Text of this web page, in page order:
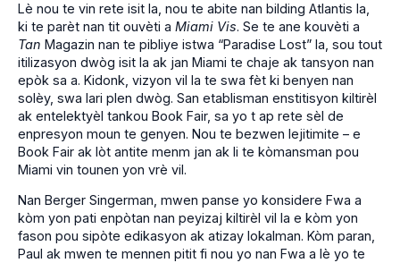
Lè nou te vin rete isit la, nou te abite nan bilding Atlantis la,
ki te parèt nan tit ouvèti a Miami Vis. Se te ane kouvèti a
Tan Magazin nan te pibliye istwa “Paradise Lost” la, sou tout
itilizasyon dwòg isit la ak jan Miami te chaje ak tansyon nan
epòk sa a. Kidonk, vizyon vil la te swa fèt ki benyen nan
solèy, swa lari plen dwòg. San etablisman enstitisyon kiltirèl
ak entelektyèl tankou Book Fair, sa yo t ap rete sèl de
enpresyon moun te genyen. Nou te bezwen lejitimite – e
Book Fair ak lòt antite menm jan ak li te kòmansman pou
Miami vin tounen yon vrè vil.
Nan Berger Singerman, mwen panse yo konsidere Fwa a
kòm yon pati enpòtan nan peyizaj kiltirèl vil la e kòm yon
fason pou sipòte edikasyon ak atizay lokalman. Kòm paran,
Paul ak mwen te mennen pitit fi nou yo nan Fwa a lè yo te